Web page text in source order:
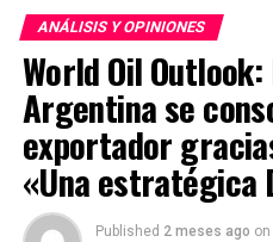
ANÁLISIS Y OPINIONES
World Oil
Argentina se
exportador
«Una estratégica
Published 2 meses ago on